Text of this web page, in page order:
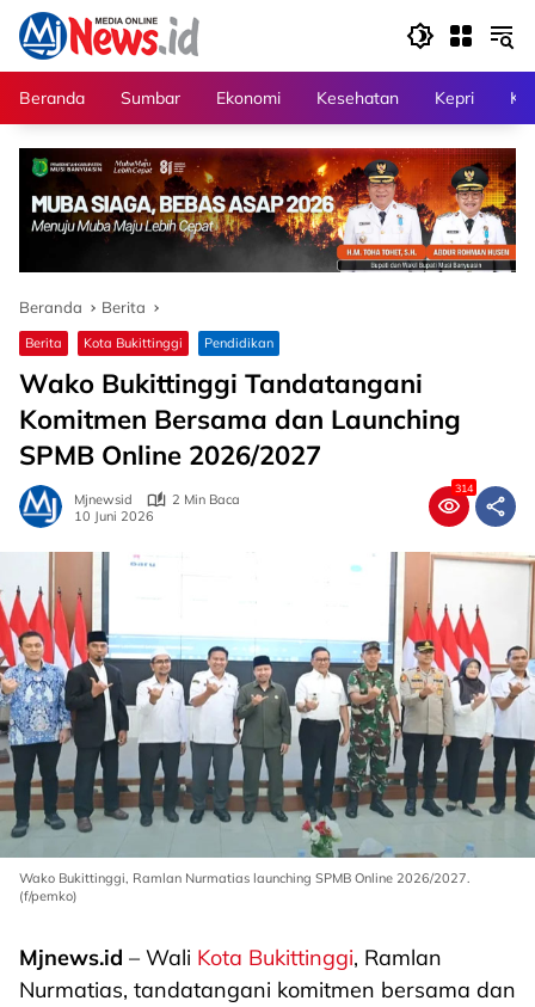
Langsung
konten
Beranda
Sumbar Ekonomi Kesehatan Kepri
Beranda Berita
Berita Kota Bukittinggi Pendidikan
Wako Bukittinggi Tandatangani
Komitmen Bersama dan Launching
SPMB Online 2026/2027
Mjnewsid
2 Min Baca
10 Juni 2026
314
Wako Bukittinggi, Ramlan Nurmatias launching SPMB Online 2026/2027.
(f/pemko)
Mjnews.id – Wali Kota Bukittinggi, Ramlan
Nurmatias, tandatangani komitmen bersama dan